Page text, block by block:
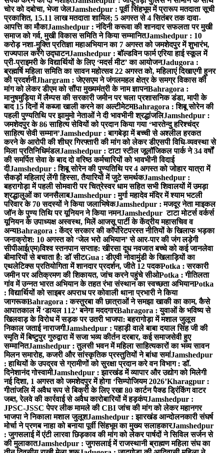
चोर को दबोचा, भेजा जेलJamshedpur : पूर्वी सिंहभूम में प्रारूप मतदाता सूची
प्रकाशित, 15.11 लाख मतदाता शामिल; 5 अगस्त से 4 सितंबर तक दावा-
आपत्ति का मौकाJamshedpur : नंदिनी करूवा की शानदार सफलता पर मुखी
समाज को गर्व, मुखी विकास समिति ने किया सम्मानितJamshedpur : 10
करोड़ नशा-मुक्ति प्रतिज्ञा महाअभियान का 7 अगस्त को जमशेदपुर में शुभारंभ,
राज्यपाल करेंगे उद्घाटनJamshedpur : बॉल्डविन फार्म एरिया हाई स्कूल में
प्री-प्राइमरी के विद्यार्थियों के लिए ‘मदर्स मीट’ का आयोजनJadugora :
ब्रह्मर्षि महिला समिति का सावन महोत्सव 22 अगस्त को, महिलाएं दिखाएगी हुनर
की प्रदर्शनीJhargram : जेएसएम ने जंगलमहल क्षेत्र के समग्र विकास की
मांग को लेकर डीएम को सौंपा मुख्यमंत्री के नाम ज्ञापनBahragora :
मानुषमुड़िया में लैम्पस की सरकारी जमीन पर चला प्रशासनिक डंडा, मापी के
बाद 15 दिनों में कब्जा खाली करने का अल्टीमेटमBahragora : शिबू सोरेन की
पहली पुण्यतिथि पर झामुमो नेताओं ने दी भावभीनी श्रद्धांजलिJamshedpur :
जमशेदपुर के 86 साहित्य सेवियों को प्रदान किया गया ‘भारतेन्दु हरिश्चंद्र
साहित्य सेवी सम्मान’Jamshedpur : बागबेड़ा में बच्ची से अश्लील हरकत
करने के आरोपी की शीघ्र गिरफ्तारी की मांग को लेकर डीएसपी विधि-व्यवस्था से
मिला प्रतिनिधिमंडलJamshedpur : टाटा स्टील जूलॉजिकल पार्क ने 34 वर्षों
की समर्पित सेवा के बाद दो वरिष्ठ कर्मचारियों को भावभीनी विदाई
दीJamshedpur : शिबू सोरेन की पुण्यतिथि पर 4 अगस्त को जोहार यात्रा में
सैकड़ों महिलाएं लेंगी हिस्सा, तैयारियों में जुटे समर्थकJamshedpur :
बहरागोड़ा में पहली सोमवारी पर चित्रेस्वर धाम सहित सभी शिवालयों में उमड़ा
श्रद्धालुओं का जनसैलाबJamshedpur : मुर्गा महादेव मंदिर में श्याम भटली
परिवार के 70 सदस्यों ने किया जलाभिषेकJamshedpur : मजदूर नेता माइकल
जॉन के पुण्य तिथि पर यूनियन ने किया नमनJamshedpur टाटा मोटर्स वर्कर्स
यूनियन के उपाध्यक्ष अस्वस्थ, मिलें आजसू पार्टी के केंद्रीय महासचिव व
अन्यBahragora : केंद्र सरकार की कॉर्पोरेटपरस्त नीतियों के खिलाफ भड़का
जनाक्रोश: 10 अगस्त को ‘जेल भरो अभियान’ से आर-पार की जंग लड़ेगी
सीपीआई(एम)विश्व स्तनपान सप्ताह: खीरसा दूध नवजात बच्चे को कई जानलेवा
बीमारियों से बचाता है: डॉ सीटGua : डीएवी नोवामुंडी के खिलाड़ियों का
एथलेटिक्स प्रतियोगिता में शानदार प्रदर्शन, जीते 12 पदकPotka : सरकारी
जमीन पर अतिक्रमण की शिकायत, जांच करने पहुंचे सीओPotka : गीतिलता
गांव में उन्नत भारत अभियान के तहत रंभा संस्थान का स्वच्छता अभियानPotka
: विद्यार्थियों को साइबर अपराध पर कोवाली थाना प्रभारी ने किया
जागरूकBahragora : कस्तुरबा की छात्राओं ने समझा खाकी का काम, कैसे
आपातकाल में ‘डायल 112’ बनेगा मददगारBahragora : युवाओं के भविष्य से
खिलवाड़ के विरोध में सड़क पर उतरी भाजपा: बहरागोड़ा में मशाल जुलूस
निकाल जताई नाराजगीJamshedpur : पहाड़ी वाले बाबा दयाल सिंह जी की
स्मृति में बिष्टुपुर गुरुद्वारा में सजा भव्य कीर्तन दरबार, कई समाजसेवी हुए
सम्मानितJamshedpur : तुलसी भवन में महिला साहित्यकारों का भव्य सावन
मिलन समारोह, कजरी और सांस्कृतिक प्रस्तुतियों ने बांधा समांJamshedpur
: हाथियों के उपद्रव से ग्रामीणों को सुरक्षा प्रदान करे वन विभाग : डॉ.
दिनेशानंद गोस्वामीJamshedpur : झारखंड में व्यापार और उद्योग को मिलेगी
नई दिशा, 1 अगस्त को जमशेदपुर में होगा ‘सिम्पोजियम 2026’Kharagpur :
गीतांजलि में अवैध रूप से बिक्री के लिए रखा 80 कार्टन पैक्ड ड्रिंकिंग वाटर
जब्त, रेलवे की कार्रवाई से अवैध कारोबारियों में हड़कंपJamshedpur :
JPSC-JSSC पेपर लीक मामले की CBI जांच की मांग को लेकर महानगर
भाजपा ने निकाला मशाल जुलूशJamshedpur : झारखंड आन्दोलनकारी संघर्ष
मोर्चा ने प्रणब नाहा को बनाया पूर्वी सिंहभूम का मुख्य सलाहकारJamshedpur
: जुगसलाई में एंटी लारवा छिड़काव की मांग को लेकर पार्षदों ने सिविल सर्जन से
की मुलाकातJamshedpur : जुगसलाई में राजस्थानी ब्राह्मण महिला संघ का